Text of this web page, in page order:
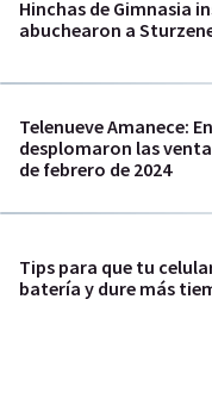
Hinchas de Gimnasia
abuchearon a
Telenueve Amanece:
desplomaron las
de febrero de 2024
Tips para que tu
batería y dure más